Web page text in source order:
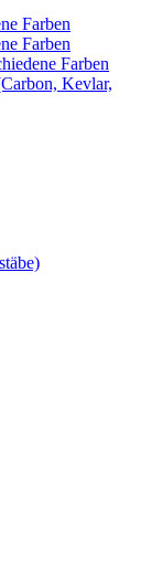
Farben
Farben
Farben
Kevlar,